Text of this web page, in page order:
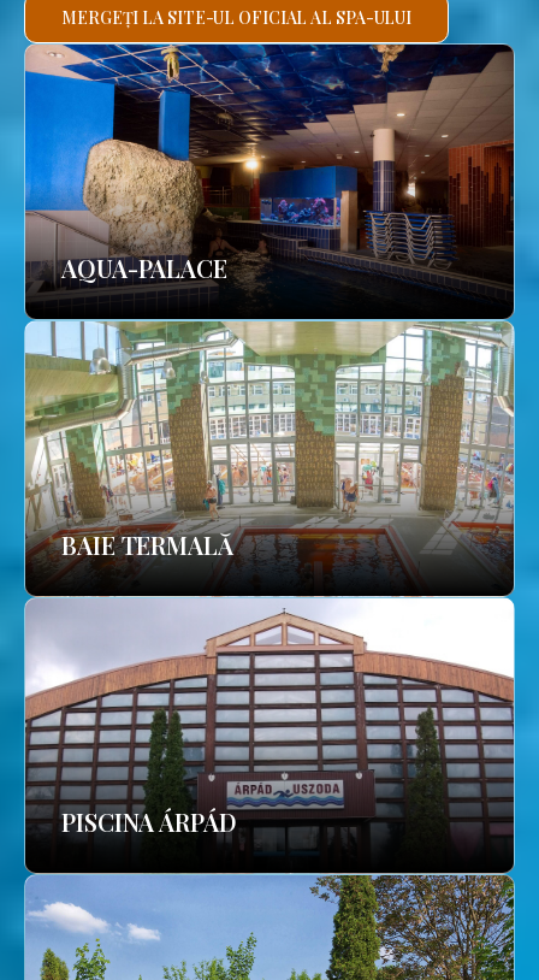
MERGEȚI LA SITE-UL OFICIAL AL SPA-ULUI
AQUA-PALACE
BAIE TERMALĂ
PISCINA ÁRPÁD